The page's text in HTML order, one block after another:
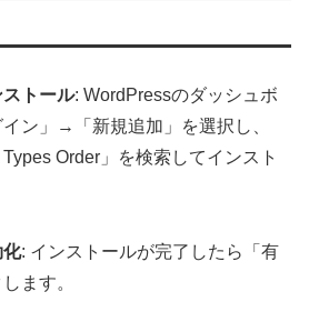
トール: WordPressのダッシュボ
ン」→「新規追加」を選択し、
Types Order」を検索してインスト
化: インストールが完了したら「有
ます。